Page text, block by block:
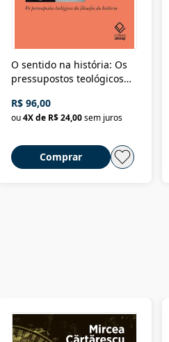
O sentido na história: Os
pressupostos teológicos
R$ 96,00
ou4X de R$ 24,00sem juros
Comprar